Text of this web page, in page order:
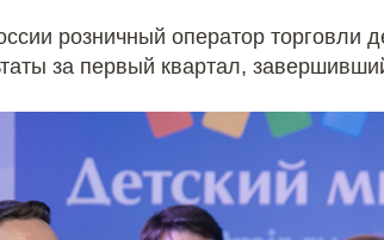
розничный оператор торговли
за первый квартал,